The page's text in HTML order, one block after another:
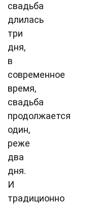
свадьба
длилась
три
дня,
в
современное
время,
свадьба
продолжается
один,
реже
два
дня.
И
традиционно